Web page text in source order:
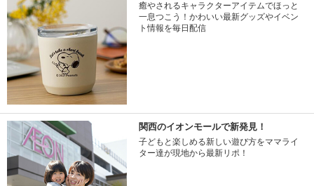
癒やされるキャラクターアイテムでほっと
一息つこう！かわいい最新グッズやイベン
ト情報を毎日配信
関西のイオンモールで新発見！
子どもと楽しめる新しい遊び方をママライ
ター達が現地から最新リポ！